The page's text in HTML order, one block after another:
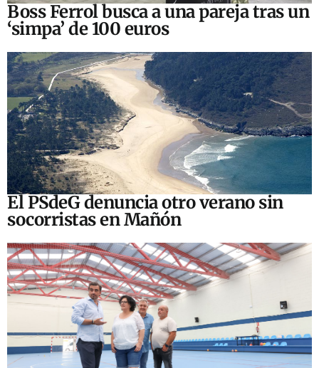
Boss Ferrol busca a una pareja tras un
‘simpa’ de 100 euros
El PSdeG denuncia otro verano sin
socorristas en Mañón